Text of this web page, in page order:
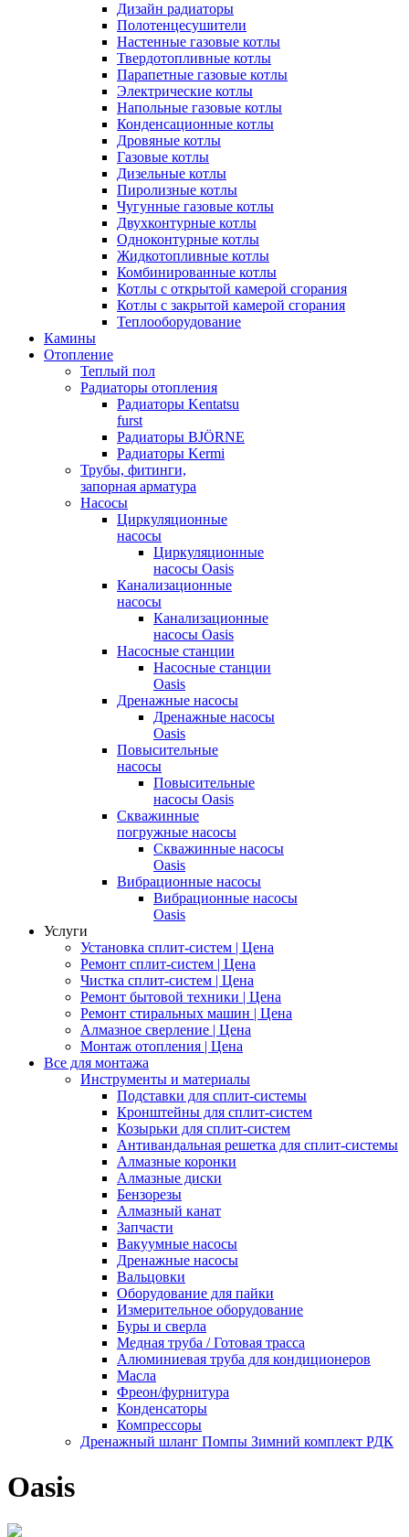
Дизайн радиаторы
Полотенцесушители
Настенные газовые котлы
Твердотопливные котлы
Парапетные газовые котлы
Электрические котлы
Напольные газовые котлы
Конденсационные котлы
Дровяные котлы
Газовые котлы
Дизельные котлы
Пиролизные котлы
Чугунные газовые котлы
Двухконтурные котлы
Одноконтурные котлы
Жидкотопливные котлы
Комбинированные котлы
Котлы с открытой камерой сгорания
Котлы с закрытой камерой сгорания
Теплооборудование
Камины
Отопление
Теплый пол
Радиаторы отопления
Радиаторы Kentatsu
furst
Радиаторы BJÖRNE
Радиаторы Kermi
Трубы, фитинги,
запорная арматура
Насосы
Циркуляционные
насосы
Циркуляционные
насосы Oasis
Канализационные
насосы
Канализационные
насосы Oasis
Насосные станции
Насосные станции
Oasis
Дренажные насосы
Дренажные насосы
Oasis
Повысительные
насосы
Повысительные
насосы Oasis
Скважинные
погружные насосы
Скважинные насосы
Oasis
Вибрационные насосы
Вибрационные насосы
Oasis
Услуги
Установка сплит-систем | Цена
Ремонт сплит-систем | Цена
Чистка сплит-систем | Цена
Ремонт бытовой техники | Цена
Ремонт стиральных машин | Цена
Алмазное сверление | Цена
Монтаж отопления | Цена
Все для монтажа
Инструменты и материалы
Подставки для сплит-системы
Кронштейны для сплит-систем
Козырьки для сплит-систем
Антивандальная решетка для сплит-системы
Алмазные коронки
Алмазные диски
Бензорезы
Алмазный канат
Запчасти
Вакуумные насосы
Дренажные насосы
Вальцовки
Оборудование для пайки
Измерительное оборудование
Буры и сверла
Медная труба / Готовая трасса
Алюминиевая труба для кондиционеров
Масла
Фреон/фурнитура
Конденсаторы
Компрессоры
Дренажный шланг Помпы Зимний комплект РДК
Oasis